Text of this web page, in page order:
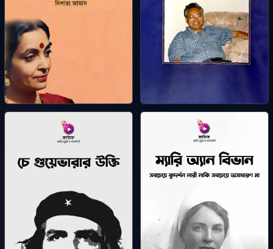
জীর্ণ পাতা ঝরার বেলায়
প্রফেসর ড. এম আলিমউল্যা
মিয়ান: স্বপ্ন ছাড়িয়ে যাওয়া
ইমদাদুল হক মিলন